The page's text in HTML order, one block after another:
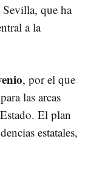
que ha
a la
, por el que
las arcas
El plan
estatales,